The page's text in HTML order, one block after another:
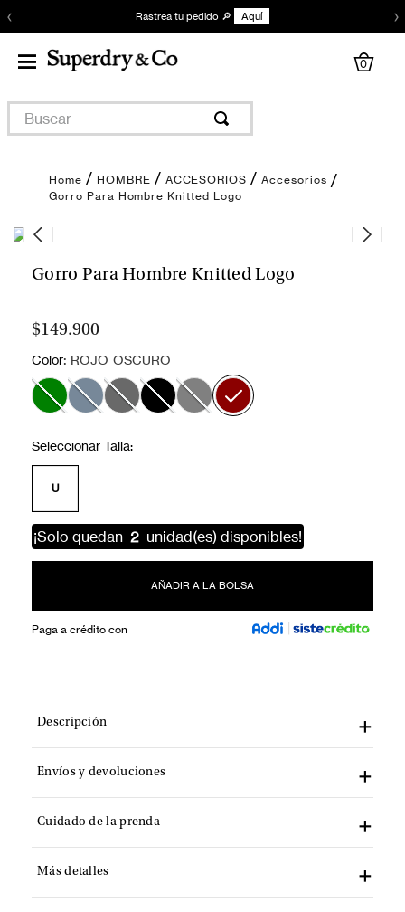
‹ Rastrea tu pedido 🔎 Aquí ›
0
Buscar
HOMBRE ACCESORIOS
Accesorios
Gorro Para Hombre Knitted Logo
Gorro Para Hombre Knitted Logo
$149.900
Color: ROJO OSCURO
U
¡Solo quedan 2 unidad(es) disponibles!
AÑADIR A LA BOLSA
Paga a crédito con
Descripción
Envíos y devoluciones
Cuidado de la prenda
Más detalles